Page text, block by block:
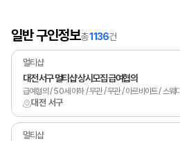
일반 구인정보총1136건
대전 서구
멀티샵
대전 서구 멀티샵 상시모집 급여협의
멀티샵